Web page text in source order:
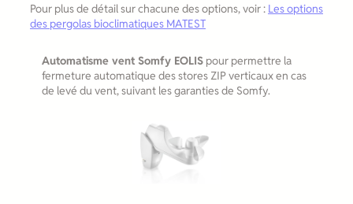
Pour plus de détail sur chacune des options, voir : Les options
des pergolas bioclimatiques MATEST
Automatisme vent Somfy EOLIS pour permettre la
fermeture automatique des stores ZIP verticaux en cas
de levé du vent, suivant les garanties de Somfy.